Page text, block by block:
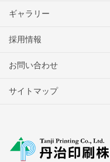
ギャラリー
採用情報
お問い合わせ
サイトマップ